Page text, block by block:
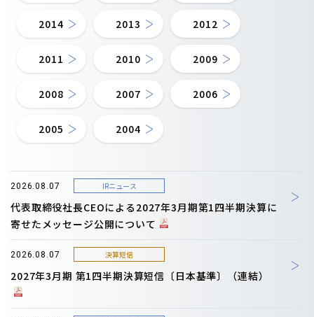
2014 2013 2012
2011 2010 2009
2008 2007 2006
2005 2004
2026.08.07 IRニュース
代表取締役社長CEOによる2027年3月期第1四半期決算に
寄せたメッセージ公開について
2026.08.07 決算短信
2027年3月期 第1四半期決算短信〔日本基準〕（連結）